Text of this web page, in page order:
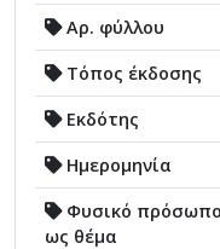
Αρ. φύλλου
Τόπος έκδοσης
Εκδότης
Ημερομηνία
Φυσικό πρόσωπο
ως θέμα